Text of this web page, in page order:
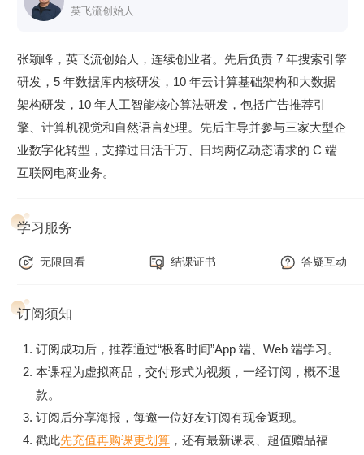
英飞流创始人
张颖峰，英飞流创始人，连续创业者。先后负责 7 年搜索引擎
研发，5 年数据库内核研发，10 年云计算基础架构和大数据
架构研发，10 年人工智能核心算法研发，包括广告推荐引
擎、计算机视觉和自然语言处理。先后主导并参与三家大型企
业数字化转型，支撑过日活千万、日均两亿动态请求的 C 端
互联网电商业务。
学习服务
无限回看 结课证书 答疑互动
订阅须知
订阅成功后，推荐通过“极客时间”App 端、Web 端学习。
本课程为虚拟商品，交付形式为视频，一经订阅，概不退
款。
订阅后分享海报，每邀一位好友订阅有现金返现。
戳此先充值再购课更划算 ，还有最新课表、超值赠品福